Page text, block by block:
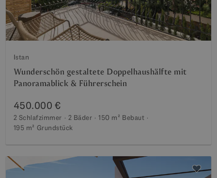
Istan
Wunderschön gestaltete Doppelhaushälfte mit
Panoramablick & Führerschein
450.000 €
2 Schlafzimmer 2 Bäder 150 m² Bebaut
195 m² Grundstück